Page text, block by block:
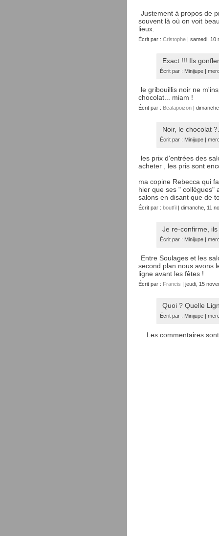
Justement à propos de
souvent là où on voit
lieux.
Écrit par : Cristophe | samedi, 10
Exact !!! Ils
Écrit par : Minijupe |
le gribouillis noir ne
chocolat... miam !
Écrit par : Bealapoizon |
Noir, le chocolat
Écrit par : Minijupe |
les prix d'entrées des
acheter , les pris sont
ma copine Rebecca qui
hier que ses " collègues"
salons en disant que de
Écrit par : boutfil | dimanche, 11
Je re-confirme,
Écrit par : Minijupe |
Entre Soulages et les
second plan nous avons
ligne avant les fêtes !
Écrit par : Francis | jeudi, 15
Quoi ? Quelle
Écrit par : Minijupe |
Les commentaires